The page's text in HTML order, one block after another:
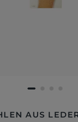
AUS